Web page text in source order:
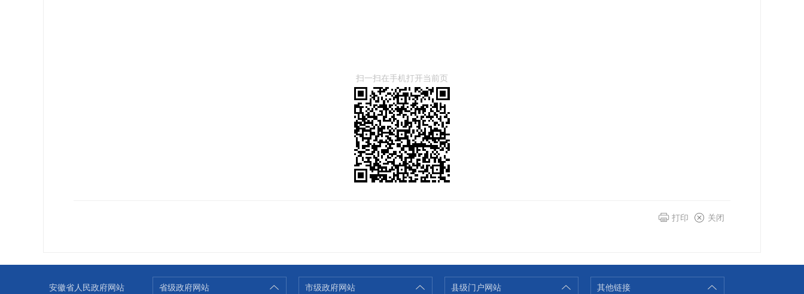
扫一扫在手机打开当前页
打印 关闭
安徽省人民政府网站 省级政府网站 市级政府网站 县级门户网站 其他链接